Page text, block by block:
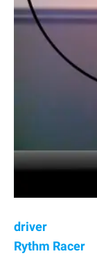
driver
Rythm Racer